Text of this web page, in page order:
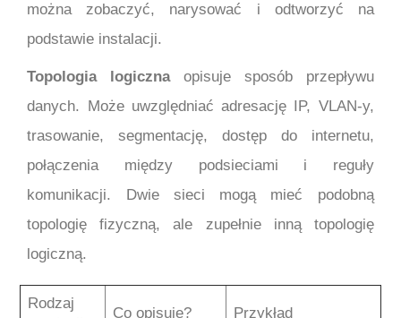
można zobaczyć, narysować i odtworzyć na
podstawie instalacji.
Topologia logicznaopisuje sposób przepływu
danych. Może uwzględniać adresację IP, VLAN-y,
trasowanie, segmentację, dostęp do internetu,
połączenia między podsieciami i reguły
komunikacji. Dwie sieci mogą mieć podobną
topologię fizyczną, ale zupełnie inną topologię
logiczną.
Rodzaj
Co opisuje? Przykład